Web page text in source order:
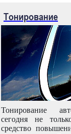
Тонирование
Тонирование
сегодня не
средство